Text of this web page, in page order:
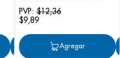
Agregar
PVP:$12,36
$9,89
Agregar